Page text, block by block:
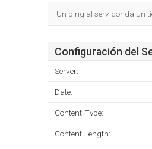
Un ping al servidor da un
Configuración del
Server:
Date:
Content-Type:
Content-Length: